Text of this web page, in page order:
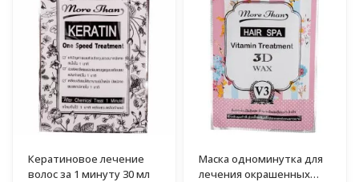
Кератиновое лечение
волос за 1 минуту 30 мл
Маска одноминутка для
лечения окрашенных